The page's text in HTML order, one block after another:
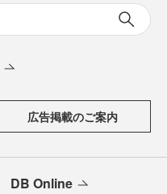
広告掲載のご案内
DB Online